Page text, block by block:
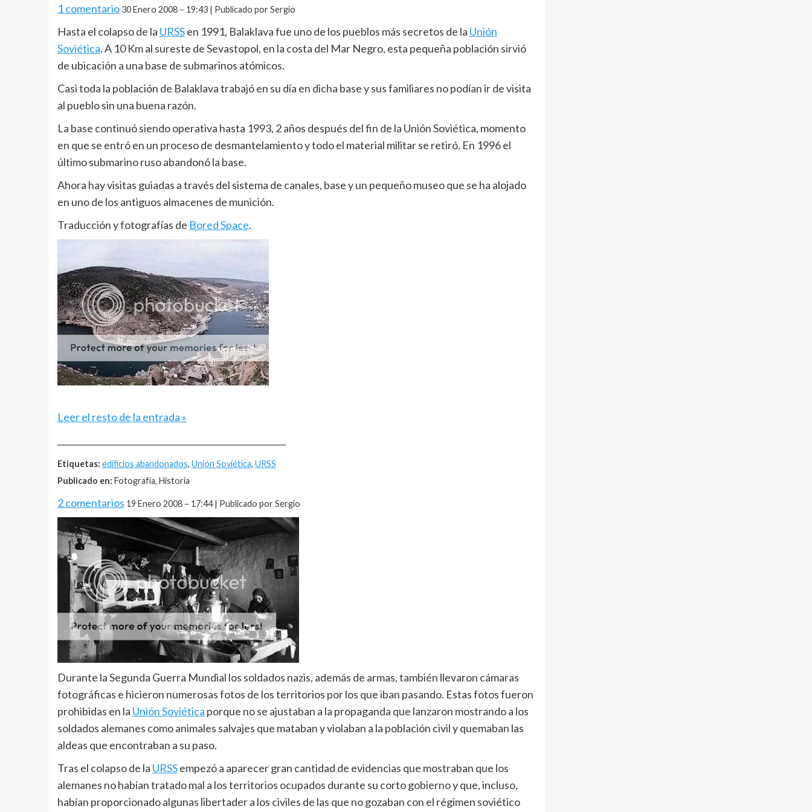
1 comentario 30 Enero 2008 – 19:43 | Publicado por Sergio
Hasta el colapso de la URSSen 1991, Balaklava fue uno de los pueblos más secretos de la Unión
Soviética. A 10 Km al sureste de Sevastopol, en la costa del Mar Negro, esta pequeña población sirvió
de ubicación a una base de submarinos atómicos.
Casi toda la población de Balaklava trabajó en su día en dicha base y sus familiares no podían ir de visita
al pueblo sin una buena razón.
La base continuó siendo operativa hasta 1993, 2 años después del fin de la Unión Soviética, momento
en que se entró en un proceso de desmantelamiento y todo el material militar se retiró. En 1996 el
último submarino ruso abandonó la base.
Ahora hay visitas guiadas a través del sistema de canales, base y un pequeño museo que se ha alojado
en uno de los antiguos almacenes de munición.
Traducción y fotografías de Bored Space.
Leer el resto de la entrada »
Etiquetas: edificios abandonados, Unión Soviética, URSS
Publicado en: Fotografía, Historia
2 comentarios 19 Enero 2008 – 17:44 | Publicado por Sergio
Durante la Segunda Guerra Mundial los soldados nazis, además de armas, también llevaron cámaras
fotográficas e hicieron numerosas fotos de los territorios por los que iban pasando. Estas fotos fueron
prohibidas en la Unión Soviética porque no se ajustaban a la propaganda que lanzaron mostrando a los
soldados alemanes como animales salvajes que mataban y violaban a la población civil y quemaban las
aldeas que encontraban a su paso.
Tras el colapso de la URSSempezó a aparecer gran cantidad de evidencias que mostraban que los
alemanes no habían tratado mal a los territorios ocupados durante su corto gobierno y que, incluso,
habían proporcionado algunas libertader a los civiles de las que no gozaban con el régimen soviético